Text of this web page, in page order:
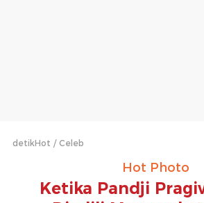
detikHot Celeb
Hot Photo
Ketika Pandji